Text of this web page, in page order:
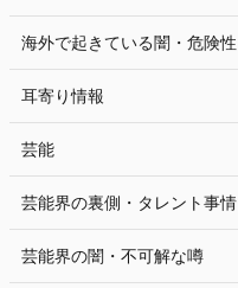
海外で起きている闇・危険性
耳寄り情報
芸能
芸能界の裏側・タレント事情
芸能界の闇・不可解な噂